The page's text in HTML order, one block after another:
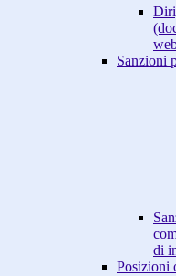
Sanzioni
di
Posizioni